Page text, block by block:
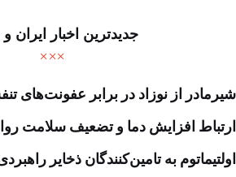
جدیدترین اخبار ایران
شیرمادر از نوزاد در برابر
ارتباط افزایش دما و تضعیف سلامت
اولتیماتوم به تامین‌کنندگان ذخایر